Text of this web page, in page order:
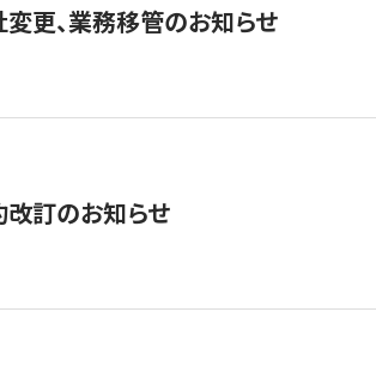
変更、業務移管のお知らせ
改訂のお知らせ